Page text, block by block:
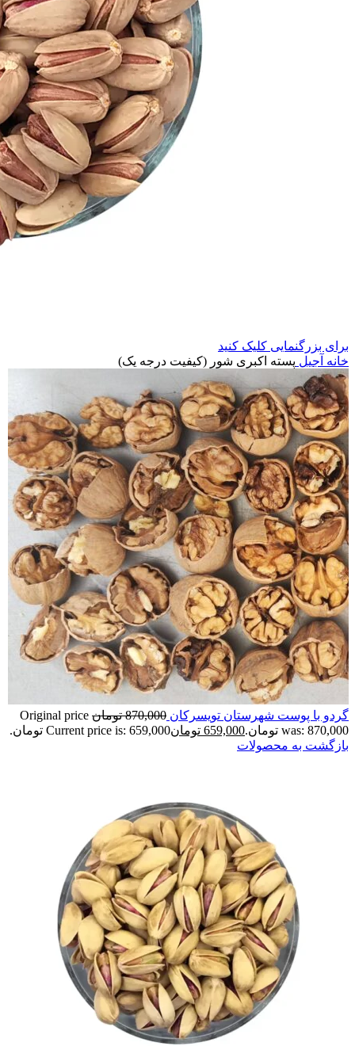
برای بزرگنمایی کلیک کنید
خانه آجیل پسته اکبری شور (کیفیت درجه یک)
گردو با پوست شهرستان تویسرکان 870,000 تومان Original price
was: 870,000 تومان.
659,000 تومانCurrent price is: 659,000 تومان.
بازگشت به محصولات